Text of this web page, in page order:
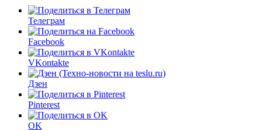
Телеграм
Facebook
VKontakte
Дзен
Pinterest
OK